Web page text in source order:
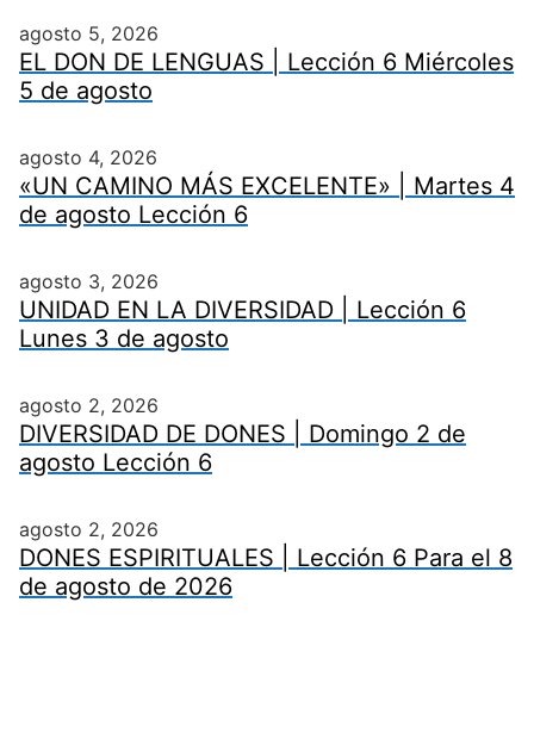
agosto 5, 2026
EL DON DE LENGUAS | Lección 6 Miércoles
5 de agosto
agosto 4, 2026
«UN CAMINO MÁS EXCELENTE» | Martes 4
de agosto Lección 6
agosto 3, 2026
UNIDAD EN LA DIVERSIDAD | Lección 6
Lunes 3 de agosto
agosto 2, 2026
DIVERSIDAD DE DONES | Domingo 2 de
agosto Lección 6
agosto 2, 2026
DONES ESPIRITUALES | Lección 6 Para el 8
de agosto de 2026